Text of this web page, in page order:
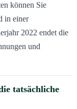
können Sie
in einer
2022 endet die
und
tatsächliche